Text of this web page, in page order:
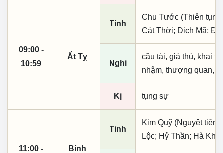
09:00 -
10:59
Ất Tỵ
Tinh
Chu Tước (Thiên
Cát Thời; Dịch Mã;
Nghi
cầu tài, giá thú, khai
nhậm, thượng quan,
Kị tụng sự
11:00 -
Bính
Tinh
Kim Quỹ (Nguyệt
Lộc; Hỷ Thần; Hà